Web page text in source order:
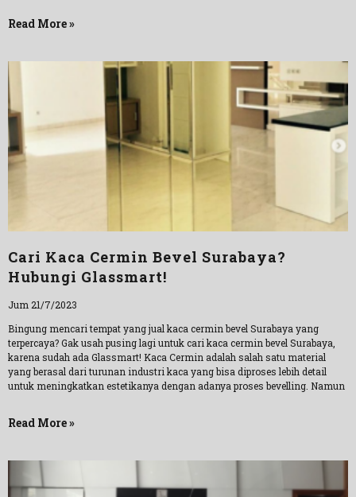
Read More »
Cari Kaca Cermin Bevel Surabaya?
Hubungi Glassmart!
Jum 21/7/2023
Bingung mencari tempat yang jual kaca cermin bevel Surabaya yang
terpercaya? Gak usah pusing lagi untuk cari kaca cermin bevel Surabaya,
karena sudah ada Glassmart! Kaca Cermin adalah salah satu material
yang berasal dari turunan industri kaca yang bisa diproses lebih detail
untuk meningkatkan estetikanya dengan adanya proses bevelling. Namun
Read More »